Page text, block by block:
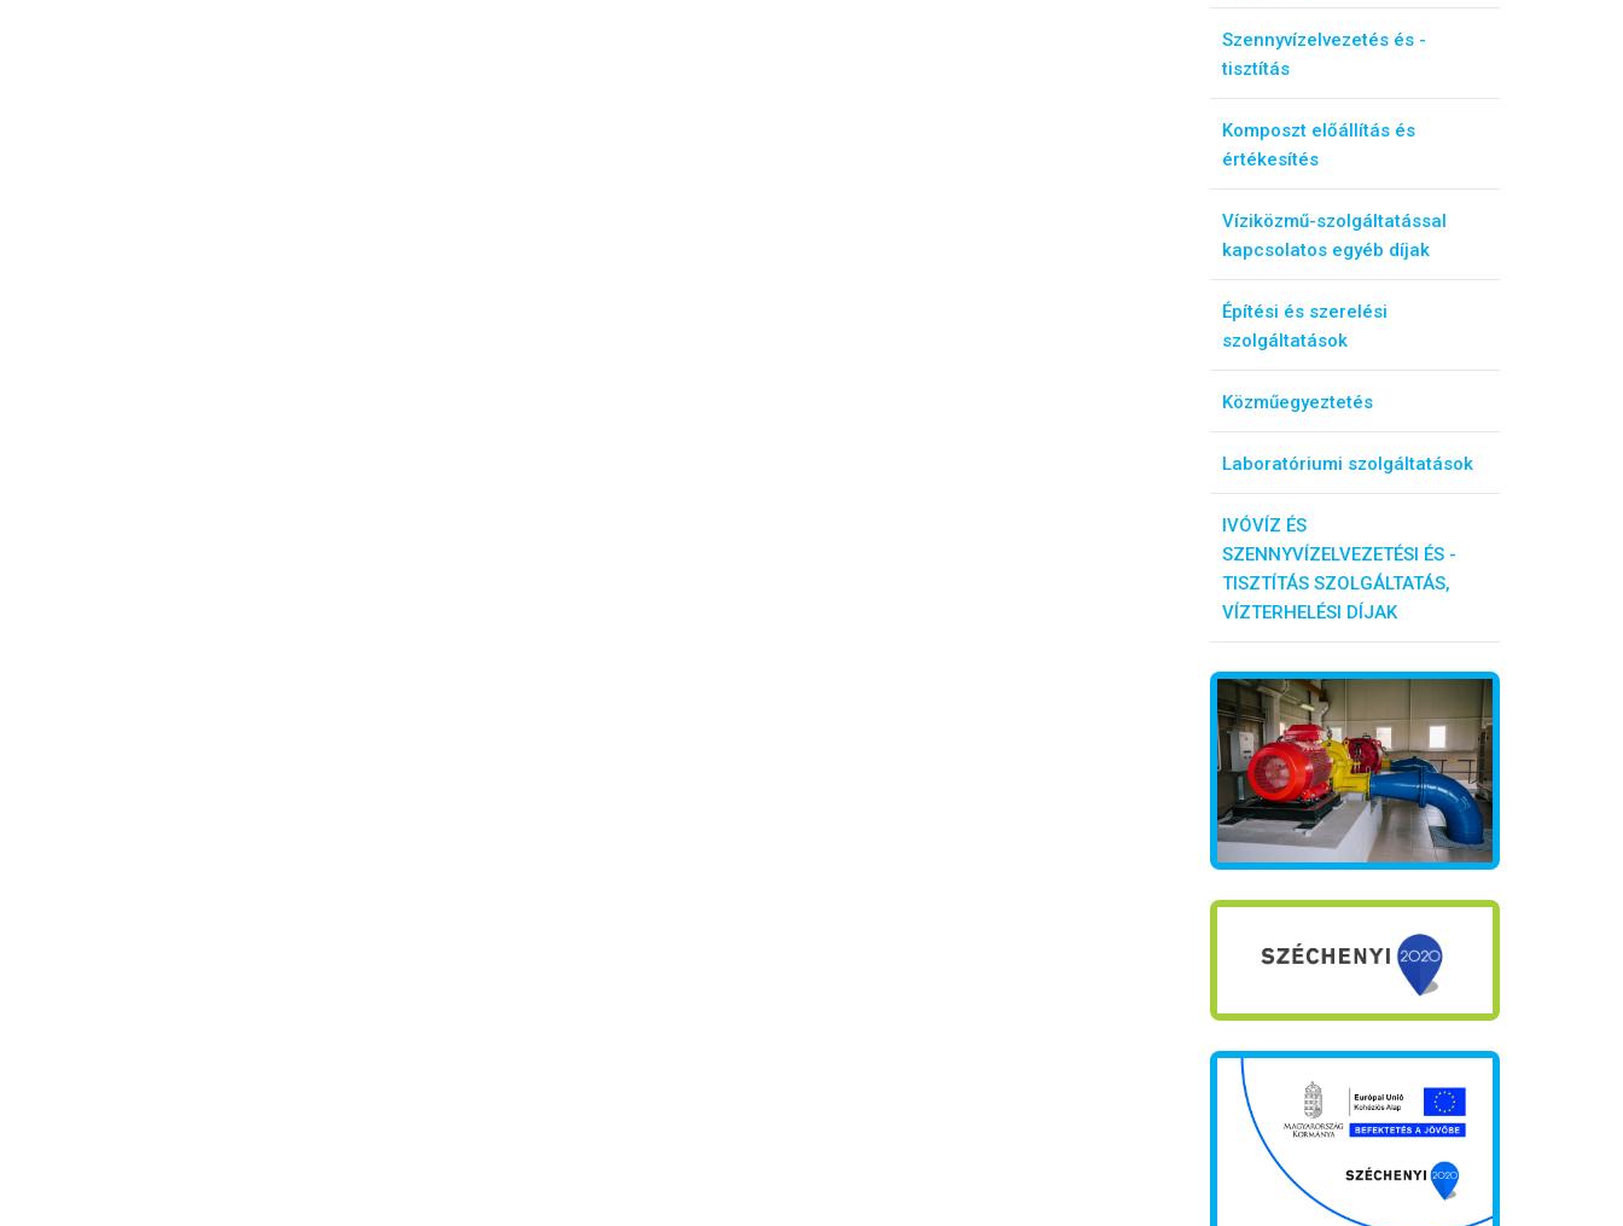
Szennyvízelvezetés és -
tisztítás
Komposzt előállítás és
értékesítés
Víziközmű-szolgáltatással
kapcsolatos egyéb díjak
Építési és szerelési
szolgáltatások
Közműegyeztetés
Laboratóriumi szolgáltatások
IVÓVÍZ ÉS
SZENNYVÍZELVEZETÉSI ÉS -
TISZTÍTÁS SZOLGÁLTATÁS,
VÍZTERHELÉSI DÍJAK